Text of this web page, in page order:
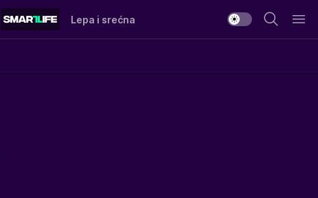
Lepa i srećna